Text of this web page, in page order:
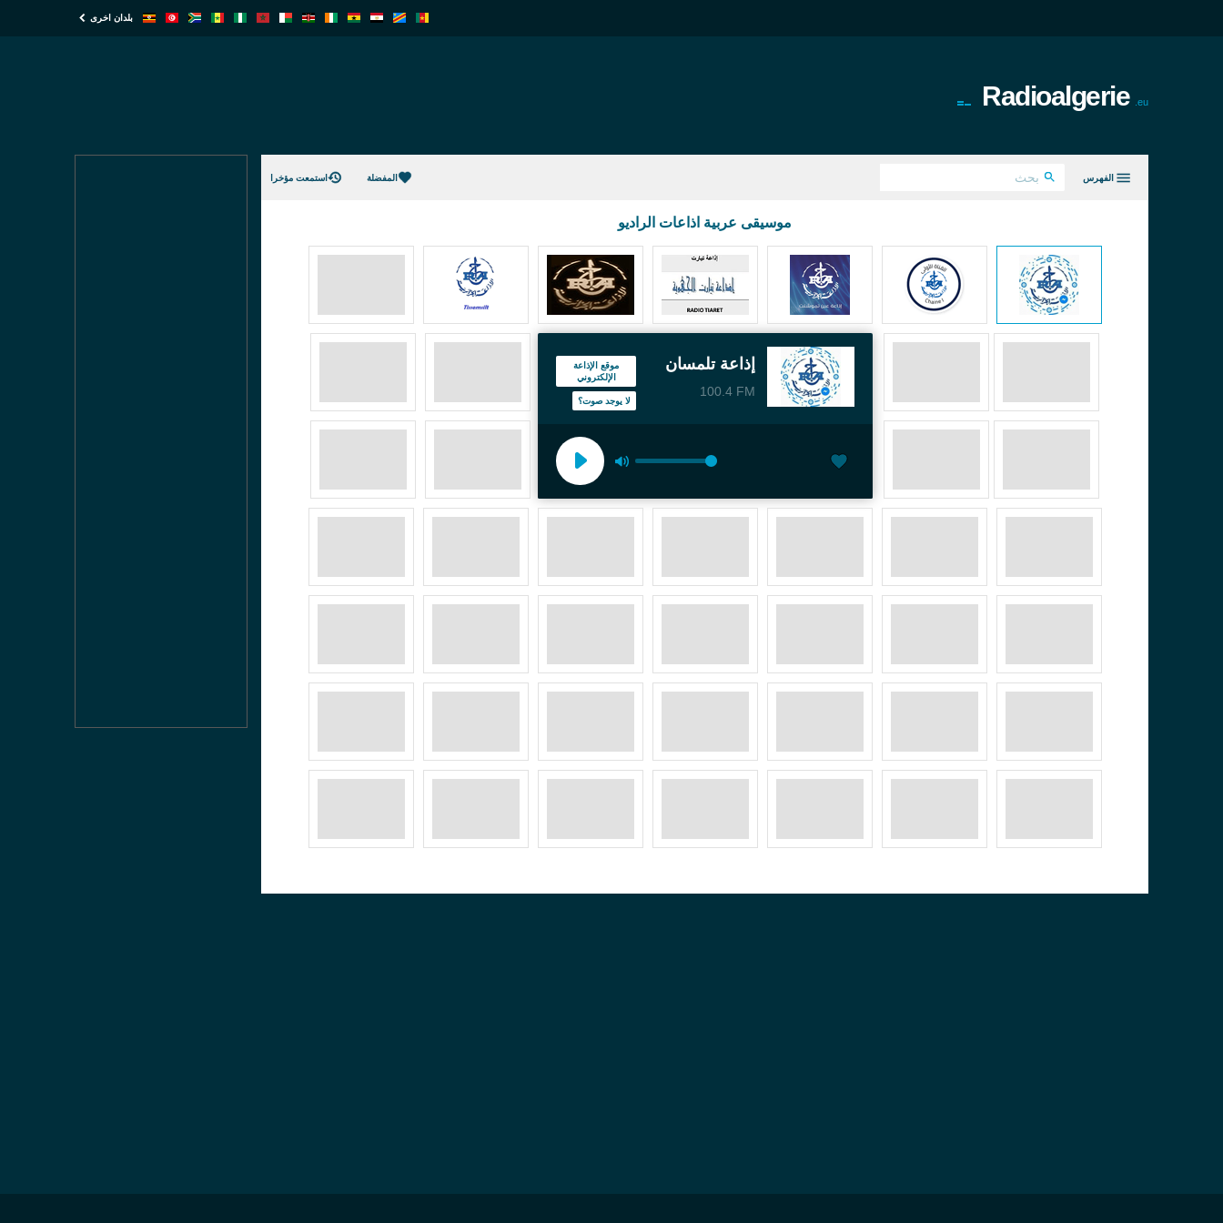
بلدان اخرى
Radioalgerie .eu
الفهرس المفضلة استمعت مؤخرا
موسيقى عربية اذاعات الراديو
إذاعة تلمسان
100.4 FM
موقع الإذاعة
الإلكتروني
لا يوجد صوت؟